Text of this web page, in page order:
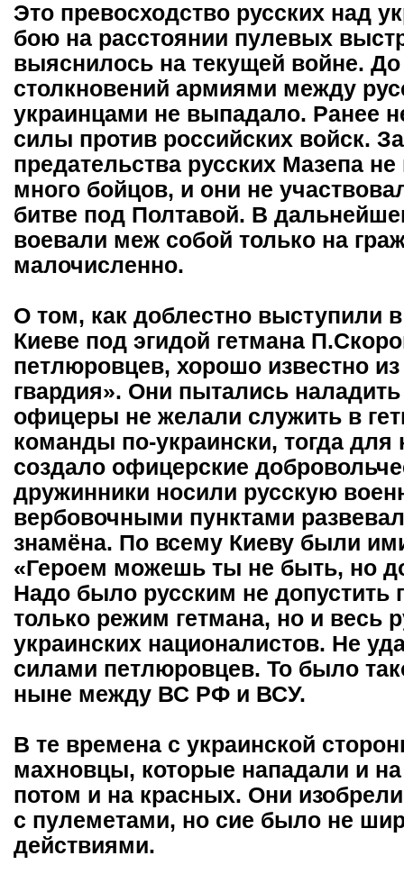
Это превосходство русских над
бою на расстоянии пулевых
выяснилось на текущей войне.
столкновений армиями между
украинцами не выпадало. Ранее
силы против российских войск.
предательства русских Мазепа
много бойцов, и они не
битве под Полтавой. В
воевали меж собой только на
малочисленно.
О том, как доблестно выступили
Киеве под эгидой гетмана
петлюровцев, хорошо известно
гвардия». Они пытались
офицеры не желали служить в
команды по-украински, тогда для
создало офицерские
дружинники носили русскую
вербовочными пунктами
знамёна. По всему Киеву были
«Героем можешь ты не быть, но
Надо было русским не
только режим гетмана, но и весь
украинских националистов. Не
силами петлюровцев. То было
ныне между ВС РФ и ВСУ.
В те времена с украинской
махновцы, которые нападали и
потом и на красных. Они
с пулеметами, но сие было не
действиями.